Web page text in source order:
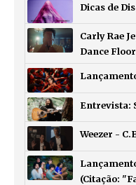
Dicas de
Carly Rae
Dance Floor
Entrevista:
Weezer -
(Citação: